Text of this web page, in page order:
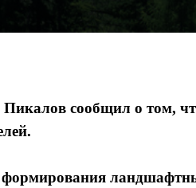
сообщил о том,
формирования